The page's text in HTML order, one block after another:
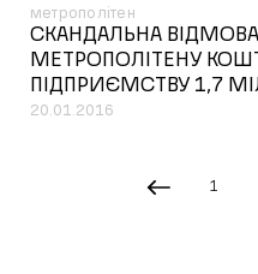
метрополітен
СКАНДАЛЬНА ВІДМОВА
МЕТРОПОЛІТЕНУ
ПІДПРИЄМСТВУ 1,7
20.01.2016
1